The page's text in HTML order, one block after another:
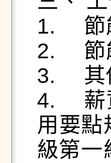
1.	節能系統、列管填報及操作。
2.	節能業務(節能補助計畫申請及採購)。
3.	其他臨時交辦事項。
4.	薪資：依勞動基準法及本校校務基金工作人員僱
用要
級第一